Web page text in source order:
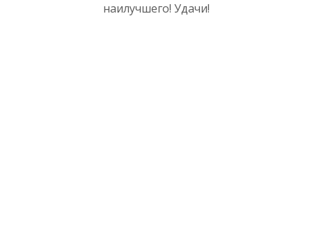
наилучшего! Удачи!